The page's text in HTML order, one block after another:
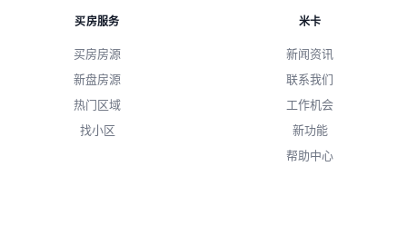
买房服务
买房房源
新盘房源
热门区域
找小区
米卡
新闻资讯
联系我们
工作机会
新功能
帮助中心